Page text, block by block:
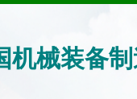
机械装备制